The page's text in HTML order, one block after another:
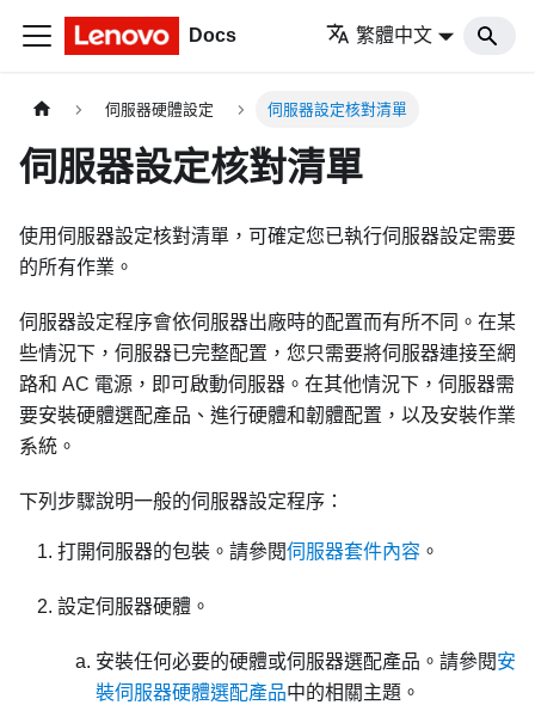
Docs 繁體中文
伺服器硬體設定 伺服器設定核對清單
伺服器設定核對清單
使用伺服器設定核對清單，可確定您已執行伺服器設定需要
的所有作業。
伺服器設定程序會依伺服器出廠時的配置而有所不同。在某
些情況下，伺服器已完整配置，您只需要將伺服器連接至網
路和 AC 電源，即可啟動伺服器。在其他情況下，伺服器需
要安裝硬體選配產品、進行硬體和韌體配置，以及安裝作業
系統。
下列步驟說明一般的伺服器設定程序：
打開伺服器的包裝。請參閱伺服器套件內容 。
設定伺服器硬體。
安裝任何必要的硬體或伺服器選配產品。請參閱安
裝伺服器硬體選配產品中的相關主題。